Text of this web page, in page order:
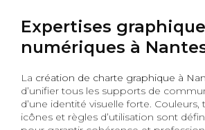
Expertises
numériques à
La création de charte graphique à
d’unifier tous les supports de
d’une identité visuelle forte. Couleurs,
icônes et règles d’utilisation sont